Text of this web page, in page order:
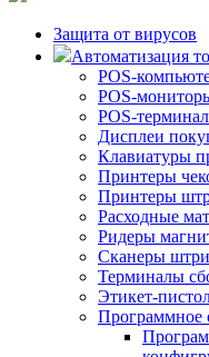
Защита от вирусов
Автоматизация
POS-
POS-
POS-
Дисплеи
Клавиатуры
Принтеры
Принтеры
Расходные
Ридеры
Сканеры
Терминалы
Этикет-
Программное